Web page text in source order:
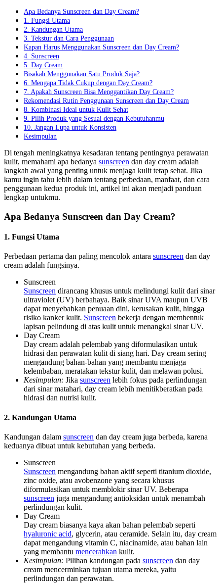
Apa Bedanya Sunscreen dan Day Cream?
1. Fungsi Utama
2. Kandungan Utama
3. Tekstur dan Cara Penggunaan
Kapan Harus Menggunakan Sunscreen dan Day Cream?
4. Sunscreen
5. Day Cream
Bisakah Menggunakan Satu Produk Saja?
6. Mengapa Tidak Cukup dengan Day Cream?
7. Apakah Sunscreen Bisa Menggantikan Day Cream?
Rekomendasi Rutin Penggunaan Sunscreen dan Day Cream
8. Kombinasi Ideal untuk Kulit Sehat
9. Pilih Produk yang Sesuai dengan Kebutuhanmu
10. Jangan Lupa untuk Konsisten
Kesimpulan
Di tengah meningkatnya kesadaran tentang pentingnya perawatan
kulit, memahami apa bedanya sunscreen dan day cream adalah
langkah awal yang penting untuk menjaga kulit tetap sehat. Jika
kamu ingin tahu lebih dalam tentang perbedaan, manfaat, dan cara
penggunaan kedua produk ini, artikel ini akan menjadi panduan
lengkap untukmu.
Apa Bedanya Sunscreen dan Day Cream?
1. Fungsi Utama
Perbedaan pertama dan paling mencolok antara sunscreen dan day
cream adalah fungsinya.
Sunscreen
Sunscreen dirancang khusus untuk melindungi kulit dari sinar
ultraviolet (UV) berbahaya. Baik sinar UVA maupun UVB
dapat menyebabkan penuaan dini, kerusakan kulit, hingga
risiko kanker kulit. Sunscreen bekerja dengan membentuk
lapisan pelindung di atas kulit untuk menangkal sinar UV.
Day Cream
Day cream adalah pelembab yang diformulasikan untuk
hidrasi dan perawatan kulit di siang hari. Day cream sering
mengandung bahan-bahan yang membantu menjaga
kelembaban, meratakan tekstur kulit, dan melawan polusi.
Kesimpulan: Jika sunscreen lebih fokus pada perlindungan
dari sinar matahari, day cream lebih menitikberatkan pada
hidrasi dan nutrisi kulit.
2. Kandungan Utama
Kandungan dalam sunscreen dan day cream juga berbeda, karena
keduanya dibuat untuk kebutuhan yang berbeda.
Sunscreen
Sunscreen mengandung bahan aktif seperti titanium dioxide,
zinc oxide, atau avobenzone yang secara khusus
diformulasikan untuk memblokir sinar UV. Beberapa
sunscreen juga mengandung antioksidan untuk menambah
perlindungan kulit.
Day Cream
Day cream biasanya kaya akan bahan pelembab seperti
hyaluronic acid, glycerin, atau ceramide. Selain itu, day cream
dapat mengandung vitamin C, niacinamide, atau bahan lain
yang membantu mencerahkan kulit.
Kesimpulan: Pilihan kandungan pada sunscreen dan day
cream mencerminkan tujuan utama mereka, yaitu
perlindungan dan perawatan.